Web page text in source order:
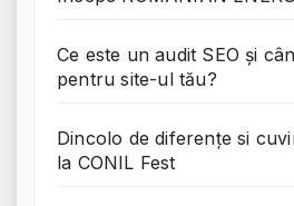
Ce este un audit SEO și
pentru site-ul tău?
Dincolo de diferențe si
la CONIL Fest